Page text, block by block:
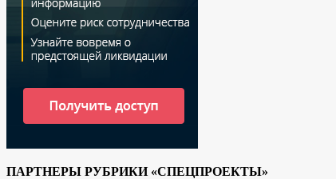
ПАРТНЕРЫ РУБРИКИ «СПЕЦПРОЕКТЫ»